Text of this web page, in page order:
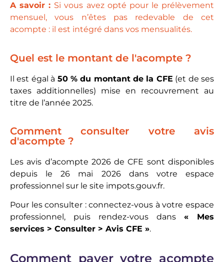
A savoir : Si vous avez opté pour le prélèvement
mensuel, vous n’êtes pas redevable de cet
acompte : il est intégré dans vos mensualités.
Quel est le montant de l'acompte ?
Il est égal à 50 % du montant de la CFE (et de ses
taxes additionnelles) mise en recouvrement au
titre de l’année 2025.
Comment consulter votre avis
d'acompte ?
Les avis d’acompte 2026 de CFE sont disponibles
depuis le 26 mai 2026 dans votre espace
professionnel sur le site impots.gouv.fr.
Pour les consulter : connectez-vous à votre espace
professionnel, puis rendez-vous dans « Mes
services > Consulter > Avis CFE ».
Comment payer votre acompte